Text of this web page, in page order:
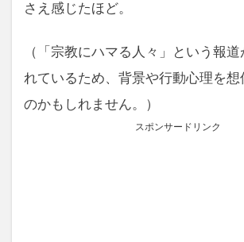
さえ感じたほど。
（「宗教にハマる人々」という報道
れているため、背景や行動心理を
のかもしれません。）
スポンサードリンク